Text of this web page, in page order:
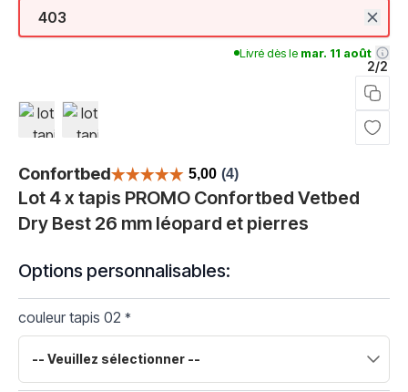
403
Lot 4 x tapis PROMO Confortbed Vetbed
Dry Best 26 mm léopard et pierres
Confortbed
2/2
View larger image
View larger image
Livré dès le mar. 11 août
Options personnalisables:
couleur tapis 02 *